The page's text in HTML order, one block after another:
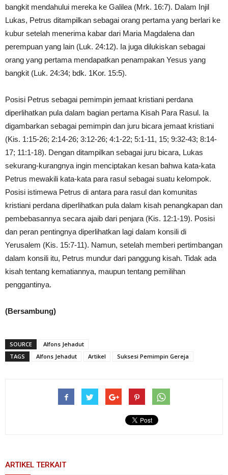
bangkit mendahului mereka ke Galilea (Mrk. 16:7). Dalam Injil
Lukas, Petrus ditampilkan sebagai orang pertama yang berlari ke
kubur setelah menerima kabar dari Maria Magdalena dan
perempuan yang lain (Luk. 24:12). Ia juga dilukiskan sebagai
orang yang pertama mendapatkan penampakan Yesus yang
bangkit (Luk. 24:34; bdk. 1Kor. 15:5).
Posisi Petrus sebagai pemimpin jemaat kristiani perdana
diperlihatkan pula dalam bagian pertama Kisah Para Rasul. Ia
digambarkan sebagai pemimpin dan juru bicara jemaat kristiani
(Kis. 1:15-26; 2:14-26; 3:12-26; 4:1-22; 5:1-11, 15; 9:32-43; 8:14-
17; 11:1-18). Dengan ditampilkan sebagai juru bicara, Lukas
sekurang-kurangnya ingin menciptakan kesan bahwa kata-kata
Petrus mewakili kata-kata para rasul sebagai suatu kelompok.
Posisi istimewa Petrus di antara para rasul dan komunitas
kristiani perdana diperlihatkan pula dalam kisah penangkapan dan
pembebasannya secara ajaib dari penjara (Kis. 12:1-19). Posisi
dan peran pentingnya diperlihatkan lagi dalam konsili di
Yerusalem (Kis. 15:7-11). Namun, setelah memberi pertimbangan
dalam konsili itu, Petrus mundur dari panggung kisah. Tidak ada
kisah tentang kematiannya, maupun tentang pemilihan
penggantinya.
(Bersambung)
SOURCE
Alfons Jehadut
TAGS
Alfons Jehadut Artikel Suksesi Pemimpin Gereja
ARTIKEL TERKAIT